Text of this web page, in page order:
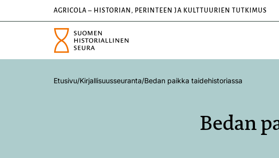
AGRICOLA – HISTORIAN, PERINTEEN JA KULTTUURIEN TUTKIMUS
Etusivu/Kirjallisuusseuranta/Bedan paikka taidehistoriassa
Bedan